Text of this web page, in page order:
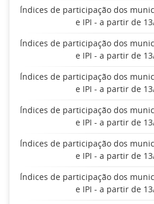
Índices de participação dos
e IPI - a partir de
Índices de participação dos
e IPI - a partir de
Índices de participação dos
e IPI - a partir de
Índices de participação dos
e IPI - a partir de
Índices de participação dos
e IPI - a partir de
Índices de participação dos
e IPI - a partir de